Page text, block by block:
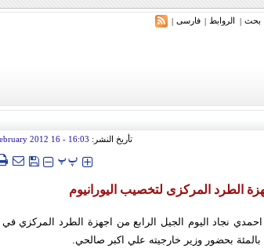
بحث | الروابط | فارسی |
تأريخ النشر: 16:03
- 16 February 2012
‍‍‍ پپ
الطرد المركزى لتخصيب اليورانيوم
نجاد اليوم الجيل الرابع من اجهزة الطرد المركزي في